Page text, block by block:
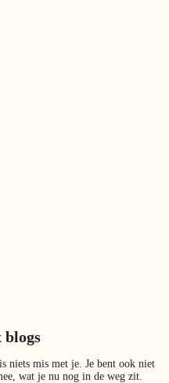
blogs
niets mis met je. Je bent ook niet
wat je nu nog in de weg zit.